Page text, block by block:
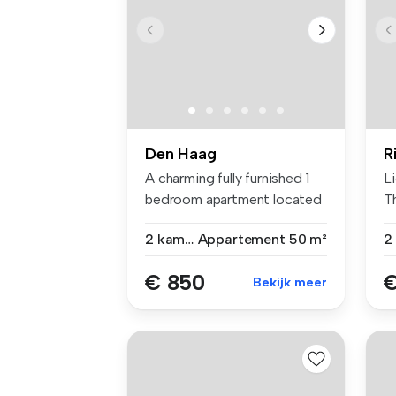
Den Haag
A charming fully furnished 1
bedroom apartment located
2 kamers Appartement 50 m²
€ 850 Bekijk meer